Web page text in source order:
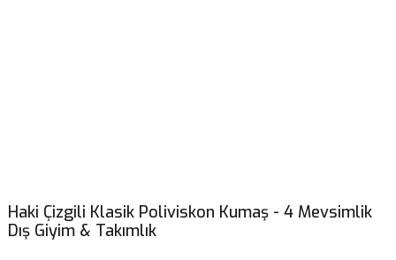
Haki Çizgili Klasik Poliviskon Kumaş - 4 Mevsimlik
Dış Giyim & Takımlık